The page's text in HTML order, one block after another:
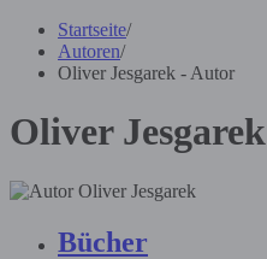
Startseite/
Autoren/
Oliver Jesgarek - Autor
Oliver Jesgarek
Bücher